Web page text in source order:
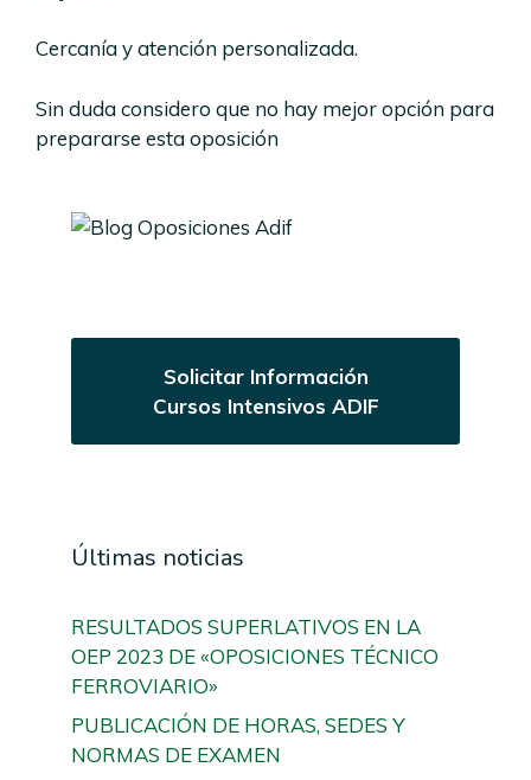
Cercanía y atención personalizada.
Sin duda considero que no hay mejor opción para
prepararse esta oposición
Solicitar Información
Cursos Intensivos ADIF
Últimas noticias
RESULTADOS SUPERLATIVOS EN LA
OEP 2023 DE «OPOSICIONES TÉCNICO
FERROVIARIO»
PUBLICACIÓN DE HORAS, SEDES Y
NORMAS DE EXAMEN